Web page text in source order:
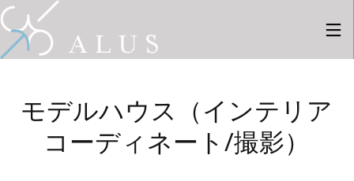
モデルハウス（インテリア
コーディネート/撮影）